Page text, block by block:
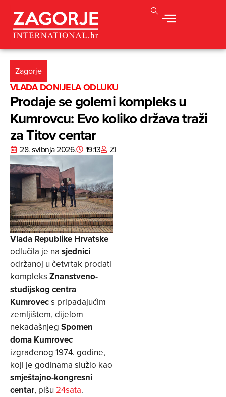
Zagorje
VLADA DONIJELA ODLUKU
Prodaje se golemi kompleks u
Kumrovcu: Evo koliko država traži
za Titov centar
28. svibnja 2026. 19:13 ZI
Vlada Republike Hrvatske
odlučila je na sjednici
održanoj u četvrtak prodati
kompleks Znanstveno-
studijskog centra
Kumrovecs pripadajućim
zemljištem, dijelom
nekadašnjeg Spomen
doma Kumrovec
izgrađenog 1974. godine,
koji je godinama služio kao
smještajno-kongresni
centar, pišu 24sata.